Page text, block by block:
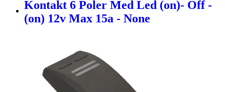
Kontakt 6 Poler Med Led (on)- Off -
(on) 12v Max 15a - None